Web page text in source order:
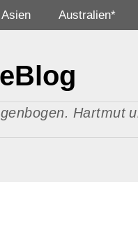
Hartmut
Asien Australien*